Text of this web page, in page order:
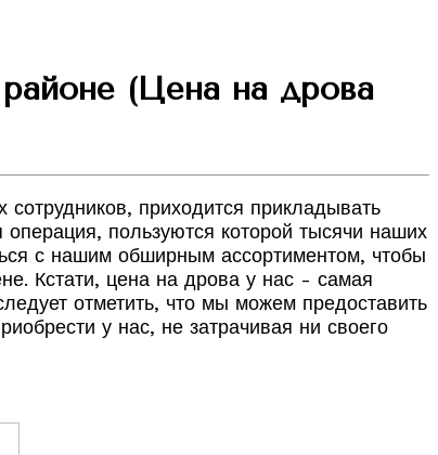
(Цена на дрова
приходится прикладывать
пользуются которой тысячи наших
с нашим обширным ассортиментом, чтобы
Кстати, цена на дрова у нас - самая
отметить, что мы можем предоставить
у нас, не затрачивая ни своего